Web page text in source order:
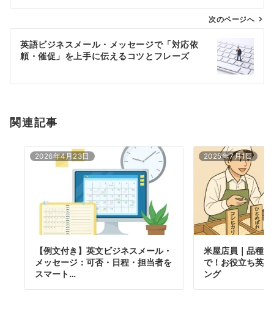
ン
次のページへ
英語ビジネスメール・メッセージで「対応依
頼・催促」を上手に伝えるコツとフレーズ
関連記事
2026年4月23日
【例文付き】英文ビジネスメール・
メッセージ：可否・日程・担当者を
スマート…
2025年7月1日
米屋店員｜品種
で！お役立ち英
ング